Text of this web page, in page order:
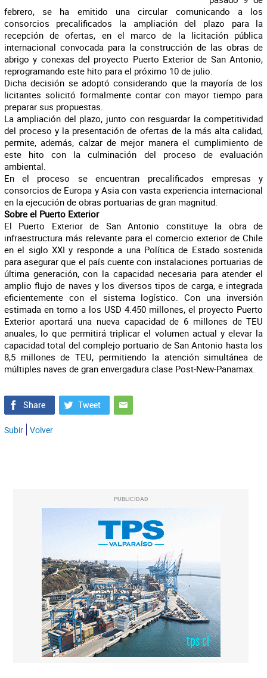
febrero, se ha emitido una circular comunicando a los
consorcios precalificados la ampliación del plazo para la
recepción de ofertas, en el marco de la licitación pública
internacional convocada para la construcción de las obras de
abrigo y conexas del proyecto Puerto Exterior de San Antonio,
reprogramando este hito para el próximo 10 de julio.
Dicha decisión se adoptó considerando que la mayoría de los
licitantes solicitó formalmente contar con mayor tiempo para
preparar sus propuestas.
La ampliación del plazo, junto con resguardar la competitividad
del proceso y la presentación de ofertas de la más alta calidad,
permite, además, calzar de mejor manera el cumplimiento de
este hito con la culminación del proceso de evaluación
ambiental.
En el proceso se encuentran precalificados empresas y
consorcios de Europa y Asia con vasta experiencia internacional
en la ejecución de obras portuarias de gran magnitud.
Sobre el Puerto Exterior
El Puerto Exterior de San Antonio constituye la obra de
infraestructura más relevante para el comercio exterior de Chile
en el siglo XXI y responde a una Política de Estado sostenida
para asegurar que el país cuente con instalaciones portuarias de
última generación, con la capacidad necesaria para atender el
amplio flujo de naves y los diversos tipos de carga, e integrada
eficientemente con el sistema logístico. Con una inversión
estimada en torno a los USD 4.450 millones, el proyecto Puerto
Exterior aportará una nueva capacidad de 6 millones de TEU
anuales, lo que permitirá triplicar el volumen actual y elevar la
capacidad total del complejo portuario de San Antonio hasta los
8,5 millones de TEU, permitiendo la atención simultánea de
múltiples naves de gran envergadura clase Post-New-Panamax.
Subir Volver
PUBLICIDAD